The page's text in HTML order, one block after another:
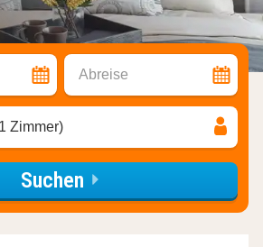
Abreise
Zimmer)
Suchen